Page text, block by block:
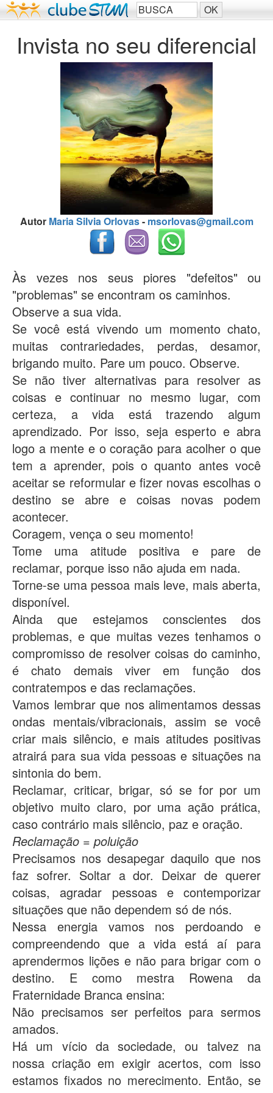
Invista no seu diferencial
Autor Maria Silvia Orlovas- msorlovas@gmail.com
Às vezes nos seus piores "defeitos" ou
"problemas" se encontram os caminhos.
Observe a sua vida.
Se você está vivendo um momento chato,
muitas contrariedades, perdas, desamor,
brigando muito. Pare um pouco. Observe.
Se não tiver alternativas para resolver as
coisas e continuar no mesmo lugar, com
certeza, a vida está trazendo algum
aprendizado. Por isso, seja esperto e abra
logo a mente e o coração para acolher o que
tem a aprender, pois o quanto antes você
aceitar se reformular e fizer novas escolhas o
destino se abre e coisas novas podem
acontecer.
Coragem, vença o seu momento!
Tome uma atitude positiva e pare de
reclamar, porque isso não ajuda em nada.
Torne-se uma pessoa mais leve, mais aberta,
disponível.
Ainda que estejamos conscientes dos
problemas, e que muitas vezes tenhamos o
compromisso de resolver coisas do caminho,
é chato demais viver em função dos
contratempos e das reclamações.
Vamos lembrar que nos alimentamos dessas
ondas mentais/vibracionais, assim se você
criar mais silêncio, e mais atitudes positivas
atrairá para sua vida pessoas e situações na
sintonia do bem.
Reclamar, criticar, brigar, só se for por um
objetivo muito claro, por uma ação prática,
caso contrário mais silêncio, paz e oração.
Reclamação = poluição
Precisamos nos desapegar daquilo que nos
faz sofrer. Soltar a dor. Deixar de querer
coisas, agradar pessoas e contemporizar
situações que não dependem só de nós.
Nessa energia vamos nos perdoando e
compreendendo que a vida está aí para
aprendermos lições e não para brigar com o
destino. E como mestra Rowena da
Fraternidade Branca ensina:
Não precisamos ser perfeitos para sermos
amados.
Há um vício da sociedade, ou talvez na
nossa criação em exigir acertos, com isso
estamos fixados no merecimento. Então, se